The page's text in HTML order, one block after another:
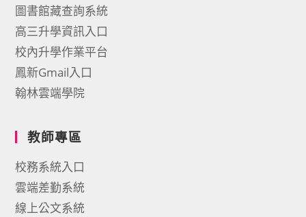
圖書館藏查詢系統
高三升學資訊入口
校內升學作業平台
鳳新Gmail入口
翰林雲端學院
教師專區
校務系統入口
雲端差勤系統
線上公文系統